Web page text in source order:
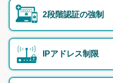
2段階認証の強制
IPアドレス制限